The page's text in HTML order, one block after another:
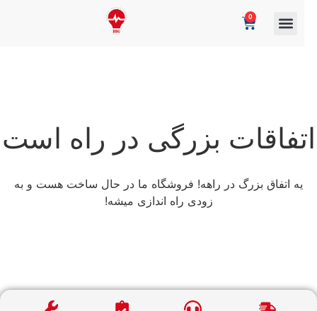
بزرگی در راه است
یه اتفاق بزرگ در راهه! فروشگاه ما در حال ساخت هست و به
زودی راه اندازی میشه!